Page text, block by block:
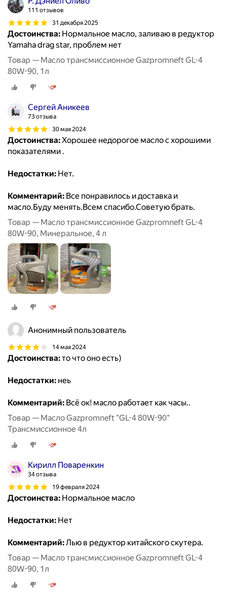
111 отзывов
31 декабря 2025
Достоинства: Нормальное масло, заливаю в редуктор
Yamaha drag star, проблем нет
Товар — Масло трансмиссионное Gazpromneft GL-4
80W-90, 1л
Сергей Аникеев
73 отзыва
30 мая 2024
Достоинства:Хорошее недорогое масло с хорошими
показателями .
Недостатки: Нет.
Комментарий: Все понравилось и доставка и
масло.Буду менять.Всем спасибо.Советую брать.
Товар — Масло трансмиссионное Gazpromneft GL-4
80W-90, Минеральное, 4 л
Анонимный пользователь
14 мая 2024
Достоинства:то что оно есть)
Недостатки: неь
Комментарий: Всё ок! масло работает как часы..
Товар — Масло Gazpromneft "GL-4 80W-90"
Трансмиссионное 4л
Кирилл Поваренкин
34 отзыва
19 февраля 2024
Достоинства: Нормальное масло
Недостатки: Нет
Комментарий:Лью в редуктор китайского скутера.
Товар — Масло трансмиссионное Gazpromneft GL-4
80W-90, 1л